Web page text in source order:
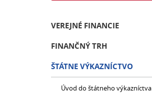
VEREJNÉ FINANCIE
FINANČNÝ TRH
ŠTÁTNE VÝKAZNÍCTVO
Úvod do štátneho výkazníctva